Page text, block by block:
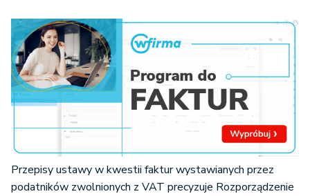
Przepisy ustawy w kwestii faktur wystawianych przez
podatników zwolnionych z VAT precyzuje Rozporządzenie